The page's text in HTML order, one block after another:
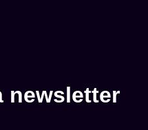
newsletter